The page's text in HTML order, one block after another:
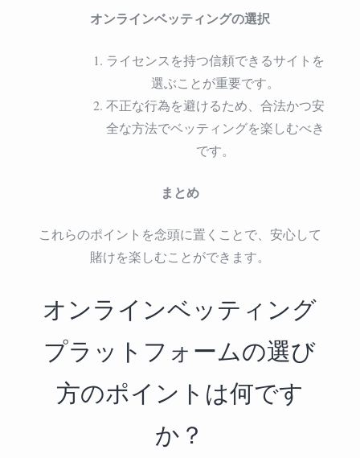
オンラインベッティングの選択
ライセンスを持つ信頼できるサイトを
選ぶことが重要です。
不正な行為を避けるため、合法かつ安
全な方法でベッティングを楽しむべき
です。
まとめ
これらのポイントを念頭に置くことで、安心して
賭けを楽しむことができます。
オンラインベッティング
プラットフォームの選び
方のポイントは何です
か？